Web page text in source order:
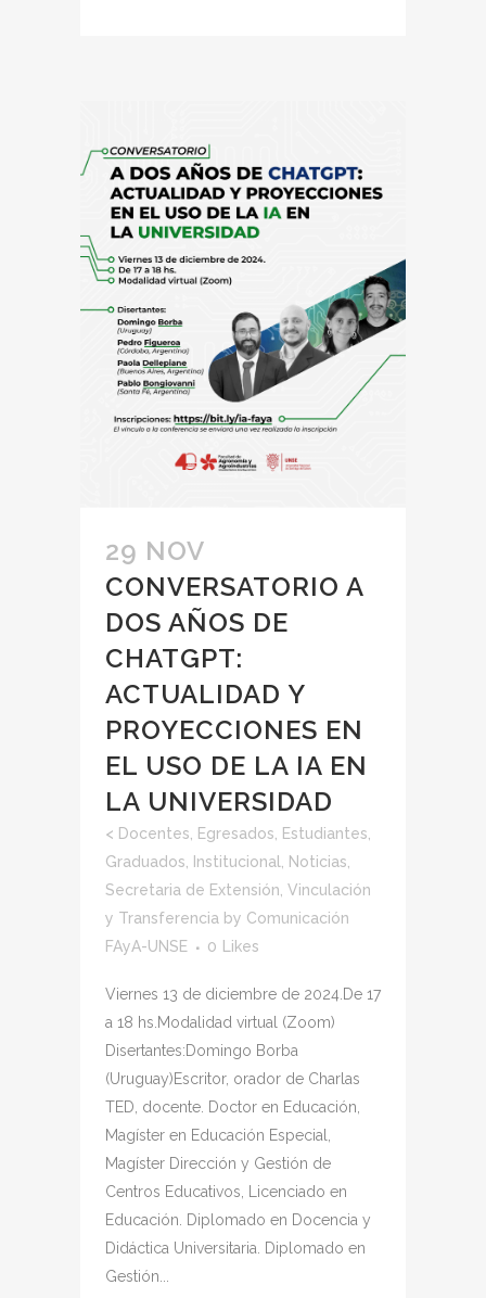
29 NOV
CONVERSATORIO A
DOS AÑOS DE
CHATGPT:
ACTUALIDAD Y
PROYECCIONES EN
EL USO DE LA IA EN
LA UNIVERSIDAD
< Docentes Egresados Estudiantes
Graduados
Institucional Noticias
Secretaria de Extensión, Vinculación
y Transferencia by Comunicación
FAyA-UNSE
0 Likes
Viernes 13 de diciembre de 2024.De 17
a 18 hs.Modalidad virtual (Zoom)
Disertantes:Domingo Borba
(Uruguay)Escritor, orador de Charlas
TED, docente. Doctor en Educación,
Magíster en Educación Especial,
Magíster Dirección y Gestión de
Centros Educativos, Licenciado en
Educación. Diplomado en Docencia y
Didáctica Universitaria. Diplomado en
Gestión...